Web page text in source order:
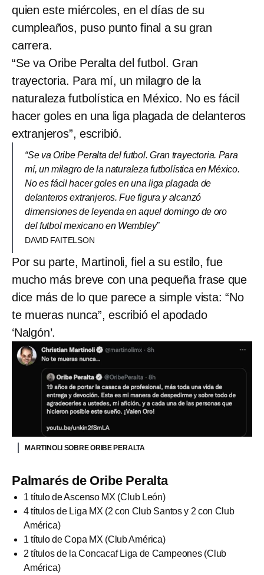
quien este miércoles, en el días de su
cumpleaños, puso punto final a su gran
carrera.
“Se va Oribe Peralta del futbol. Gran
trayectoria. Para mí, un milagro de la
naturaleza futbolística en México. No es fácil
hacer goles en una liga plagada de delanteros
extranjeros”, escribió.
“Se va Oribe Peralta del futbol. Gran trayectoria. Para
mí, un milagro de la naturaleza futbolística en México.
No es fácil hacer goles en una liga plagada de
delanteros extranjeros. Fue figura y alcanzó
dimensiones de leyenda en aquel domingo de oro
del futbol mexicano en Wembley”
DAVID FAITELSON
Por su parte, Martinoli, fiel a su estilo, fue
mucho más breve con una pequeña frase que
dice más de lo que parece a simple vista: “No
te mueras nunca”, escribió el apodado
‘Nalgón’.
MARTINOLI SOBRE ORIBE PERALTA
Palmarés de Oribe Peralta
1 título de Ascenso MX (Club León)
4 títulos de Liga MX (2 con Club Santos y 2 con Club
América)
1 título de Copa MX (Club América)
2 títulos de la Concacaf Liga de Campeones (Club
América)